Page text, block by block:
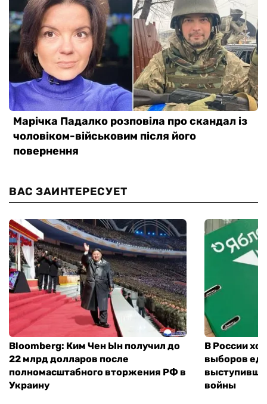
ВАС ЗАИНТЕРЕСУЕТ
Bloomberg: Ким Чен Ын получил до
22 млрд долларов после
полномасштабного вторжения РФ в
Украину
В России
выборов
войны